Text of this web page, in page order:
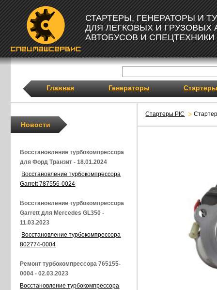
СТАРТЕРЫ, ГЕНЕРАТОРЫ И
ДЛЯ ЛЕГКОВЫХ И ГРУЗОВЫХ
АВТОБУСОВ И СПЕЦТЕХНИКИ
Главная Генераторы Стартеры
Стартеры PIC
Новости
Восстановление турбокомпрессора
для Форд Транзит - 18.01.2024
Восстановление турбокомпрессора
Garrett 787556-0024
Восстановление турбокомпрессора
Garrett для Mercedes GL350 -
11.03.2023
Восстановление турбокомпрессора
802774-0004
Ремонт турбокомпрессора 765155-
0004 - 02.03.2023
Восстановление турбокомпрессора